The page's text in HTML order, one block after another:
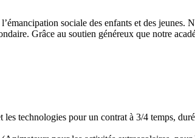
sociale des enfants et des jeunes.
Grâce au soutien généreux que notre
technologies pour un contrat à 3/4 temps,